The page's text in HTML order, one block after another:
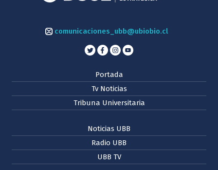
comunicaciones_ubb@ubiobio.cl
Portada
Tv Noticias
Tribuna Universitaria
Noticias UBB
Radio UBB
UBB TV